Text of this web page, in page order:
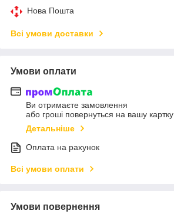
Нова Пошта
Всі умови доставки
Умови оплати
Ви отримаєте замовлення
або гроші повернуться на вашу картку
Детальніше
Оплата на рахунок
Всі умови оплати
Умови повернення